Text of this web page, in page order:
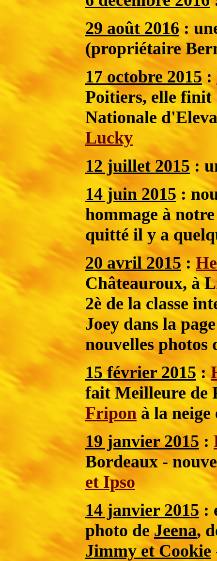
29 août 2016:
(propriétaire
17 octobre 2015 :
Poitiers, elle finit
Nationale
Lucky
12 juillet 2015:
14 juin 2015 :
hommage à
quitté il y a
20 avril 2015:
Châteauroux, à
2è de la classe
Joey dans la
nouvelles photos
15 février 2015:
fait Meilleure de
Fripon à la neige
19 janvier 2015 :
Bordeaux -
et Ipso
14 janvier 2015 :
photo deJeena,
Jimmy et Cookie